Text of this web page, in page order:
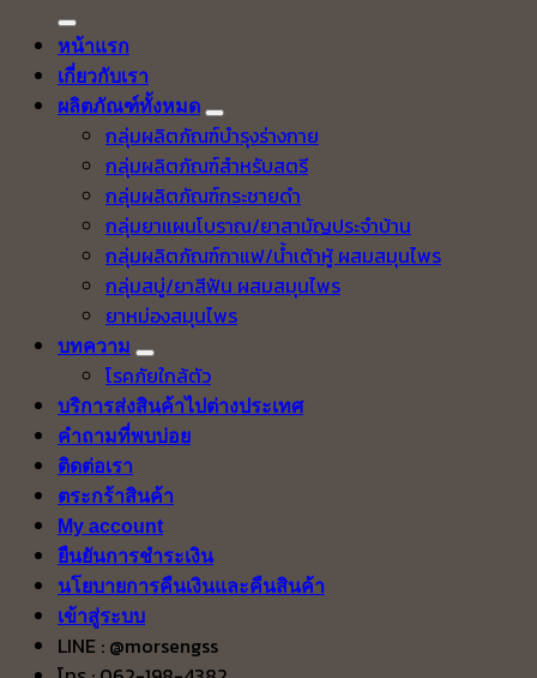
หน้าแรก
เกี่ยวกับเรา
ผลิตภัณฑ์ทั้งหมด
กลุ่มผลิตภัณฑ์บำรุงร่างกาย
กลุ่มผลิตภัณฑ์สำหรับสตรี
กลุ่มผลิตภัณฑ์กระชายดำ
กลุ่มยาแผนโบราณ/ยาสามัญประจำบ้าน
กลุ่มผลิตภัณฑ์กาแฟ/น้ำเต้าหู้ ผสมสมุนไพร
กลุ่มสบู่/ยาสีฟัน ผสมสมุนไพร
ยาหม่องสมุนไพร
บทความ
โรคภัยใกล้ตัว
บริการส่งสินค้าไปต่างประเทศ
คำถามที่พบบ่อย
ติดต่อเรา
ตระกร้าสินค้า
My account
ยืนยันการชำระเงิน
นโยบายการคืนเงินและคืนสินค้า
เข้าสู่ระบบ
LINE : @morsengss